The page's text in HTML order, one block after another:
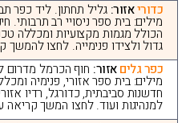
כדוריאזור: גליל תחתון. ליד כפר
מילים: בית ספר ניסויי רב תרבותי.
הכולל מגמות מקצועיות ומכללה
גדול ולצידו פנימייה. לחצו להמשך
כפר גליםאזור: חוף הכרמל מדרום
מילים: בית ספר אזורי, פנימיה
חדשנות סביבתית, כדורגל, רדיו
למנהיגות ועוד. לחצו המשך קריאה